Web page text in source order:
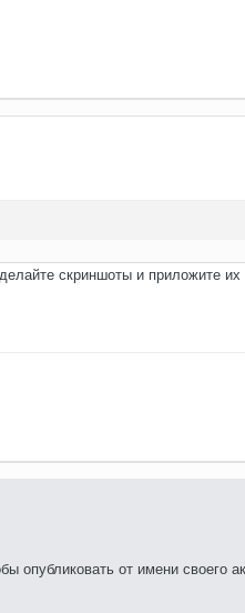
скриншоты и приложите их
опубликовать от имени своего